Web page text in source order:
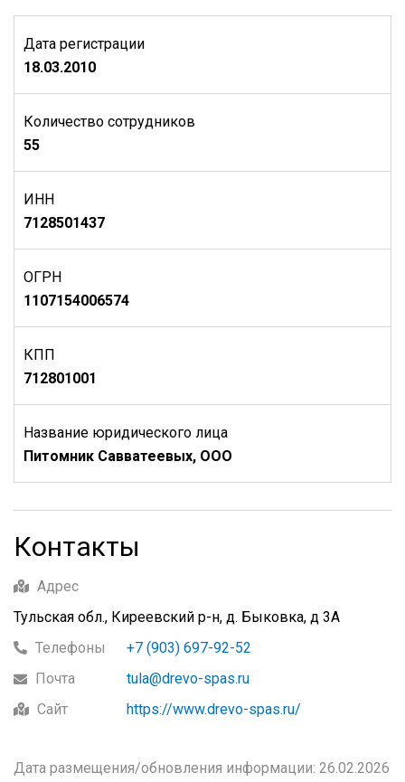
Дата регистрации
18.03.2010
Количество сотрудников
55
ИНН
7128501437
ОГРН
1107154006574
КПП
712801001
Название юридического лица
Питомник Савватеевых, ООО
Контакты
Адрес
Тульская обл., Киреевский р-н, д. Быковка, д 3А
Телефоны
+7 (903) 697-92-52
Почта
tula@drevo-spas.ru
Сайт
https://www.drevo-spas.ru/
Дата размещения/обновления информации: 26.02.2026